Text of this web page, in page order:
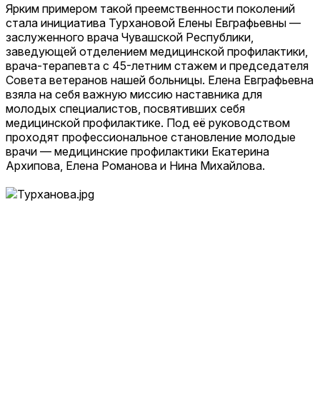
Ярким примером такой преемственности поколений
стала инициатива Турхановой Елены Евграфьевны —
заслуженного врача Чувашской Республики,
заведующей отделением медицинской профилактики,
врача-терапевта с 45-летним стажем и председателя
Совета ветеранов нашей больницы. Елена Евграфьевна
взяла на себя важную миссию наставника для
молодых специалистов, посвятивших себя
медицинской профилактике. Под её руководством
проходят профессиональное становление молодые
врачи — медицинские профилактики Екатерина
Архипова, Елена Романова и Нина Михайлова.